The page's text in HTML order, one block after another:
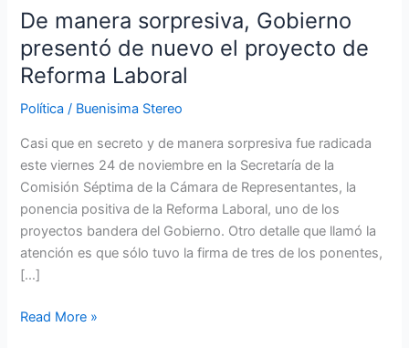
De manera sorpresiva, Gobierno
presentó de nuevo el proyecto de
Reforma Laboral
Política / Buenisima Stereo
Casi que en secreto y de manera sorpresiva fue radicada
este viernes 24 de noviembre en la Secretaría de la
Comisión Séptima de la Cámara de Representantes, la
ponencia positiva de la Reforma Laboral, uno de los
proyectos bandera del Gobierno. Otro detalle que llamó la
atención es que sólo tuvo la firma de tres de los ponentes,
[…]
proyecto
de
Reforma
Laboral
Read More »